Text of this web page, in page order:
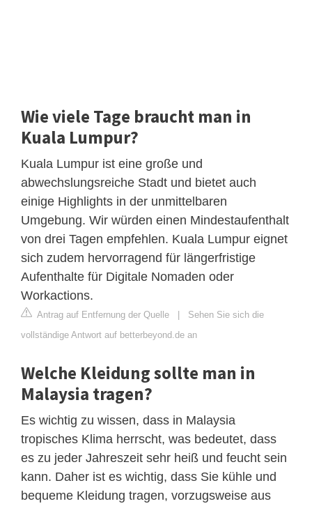
Wie viele Tage braucht man in
Kuala Lumpur?
Kuala Lumpur ist eine große und
abwechslungsreiche Stadt und bietet auch
einige Highlights in der unmittelbaren
Umgebung. Wir würden einen Mindestaufenthalt
von drei Tagen empfehlen. Kuala Lumpur eignet
sich zudem hervorragend für längerfristige
Aufenthalte für Digitale Nomaden oder
Workactions.
Antrag auf Entfernung der Quelle | Sehen Sie sich die
vollständige Antwort auf betterbeyond.de an
Welche Kleidung sollte man in
Malaysia tragen?
Es wichtig zu wissen, dass in Malaysia
tropisches Klima herrscht, was bedeutet, dass
es zu jeder Jahreszeit sehr heiß und feucht sein
kann. Daher ist es wichtig, dass Sie kühle und
bequeme Kleidung tragen, vorzugsweise aus